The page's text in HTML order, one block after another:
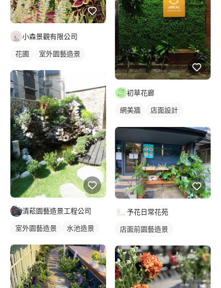
小森景觀有限公司
花圃 室外園藝造景
清菘園藝造景工程公司
室外園藝造景 水池造景
初草花廊
網美牆
店面設計
予花日常花苑
店面前園藝造景